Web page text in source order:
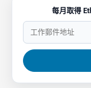
每月取得